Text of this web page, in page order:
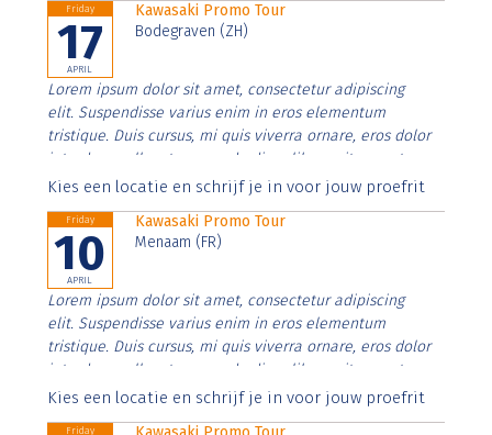
Friday
17
APRIL
Kawasaki Promo Tour
Bodegraven (ZH)
Lorem ipsum dolor sit amet, consectetur adipiscing
elit. Suspendisse varius enim in eros elementum
tristique. Duis cursus, mi quis viverra ornare, eros dolor
interdum nulla, ut commodo diam libero vitae erat.
Aenean faucibus nibh et justo cursus id rutrum lorem
Kies een locatie en schrijf je in voor jouw proefrit
Friday
10
APRIL
Kawasaki Promo Tour
Menaam (FR)
Lorem ipsum dolor sit amet, consectetur adipiscing
elit. Suspendisse varius enim in eros elementum
tristique. Duis cursus, mi quis viverra ornare, eros dolor
interdum nulla, ut commodo diam libero vitae erat.
Aenean faucibus nibh et justo cursus id rutrum lorem
Kies een locatie en schrijf je in voor jouw proefrit
Friday